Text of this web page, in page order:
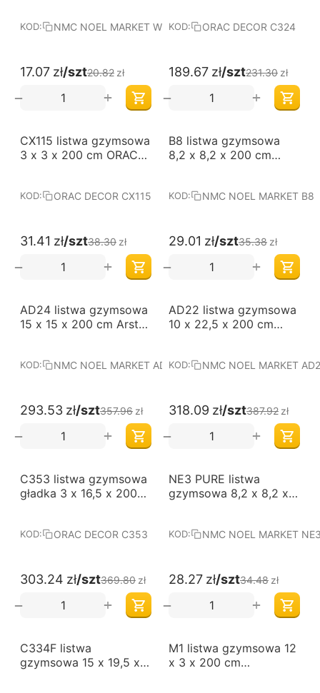
KOD: NMC NOEL MARKET WT7
17.07 zł/szt20.82 zł
+
−
KOD: ORAC DECOR C324
189.67 zł/szt231.30 zł
+
−
-18%
CX115 listwa gzymsowa
3 x 3 x 200 cm ORAC
KOD: ORAC DECOR CX115
31.41 zł/szt38.30 zł
+
−
-18%
B8 listwa gzymsowa
8,2 x 8,2 x 200 cm
KOD: NMC NOEL MARKET B8
29.01 zł/szt35.38 zł
+
−
-18%
AD24 listwa gzymsowa
15 x 15 x 200 cm Arstyl
KOD: NMC NOEL MARKET AD24
293.53 zł/szt357.96 zł
+
−
-18%
AD22 listwa gzymsowa
10 x 22,5 x 200 cm
KOD: NMC NOEL MARKET
318.09 zł/szt387.92 zł
+
−
-18%
C353 listwa gzymsowa
gładka 3 x 16,5 x 200
KOD: ORAC DECOR C353
303.24 zł/szt369.80 zł
+
−
-18%
NE3 PURE listwa
gzymsowa 8,2 x 8,2 x
KOD: NMC NOEL MARKET
28.27 zł/szt34.48 zł
+
−
-18%
C334F listwa
gzymsowa 15 x 19,5 x
-18%
M1 listwa gzymsowa 12
x 3 x 200 cm